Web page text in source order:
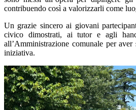
contribuendo così a valorizzarli come
Un grazie sincero ai giovani
civico dimostrati, ai tutor e agli
all’Amministrazione comunale per aver
iniziativa.